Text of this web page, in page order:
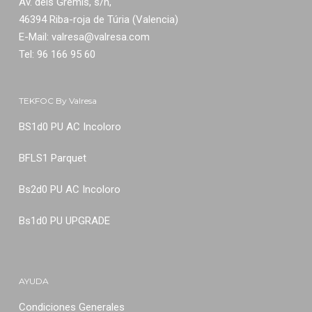
46394 Riba-roja de Túria (Valencia)
E-Mail: valresa@valresa.com
Tel: 96 166 95 60
TEKFOC By Valresa
BS1d0 PU AC Incoloro
BFLS1 Parquet
Bs2d0 PU AC Incoloro
Bs1d0 PU UPGRADE
AYUDA
Condiciones Generales